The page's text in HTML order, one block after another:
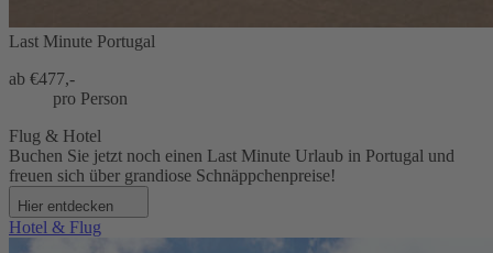
Last Minute Portugal
ab €477,-
pro Person
Flug & Hotel
Buchen Sie jetzt noch einen Last Minute Urlaub in Portugal und
freuen sich über grandiose Schnäppchenpreise!
Hier entdecken
Hotel & Flug